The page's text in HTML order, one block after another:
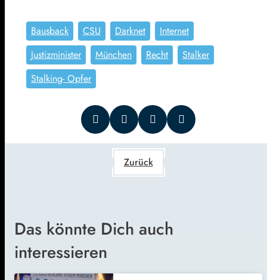
Bausback CSU Darknet
Internet
Justizminister
München Recht
Stalker
Stalking- Opfer
Zurück
Das könnte Dich auch
interessieren